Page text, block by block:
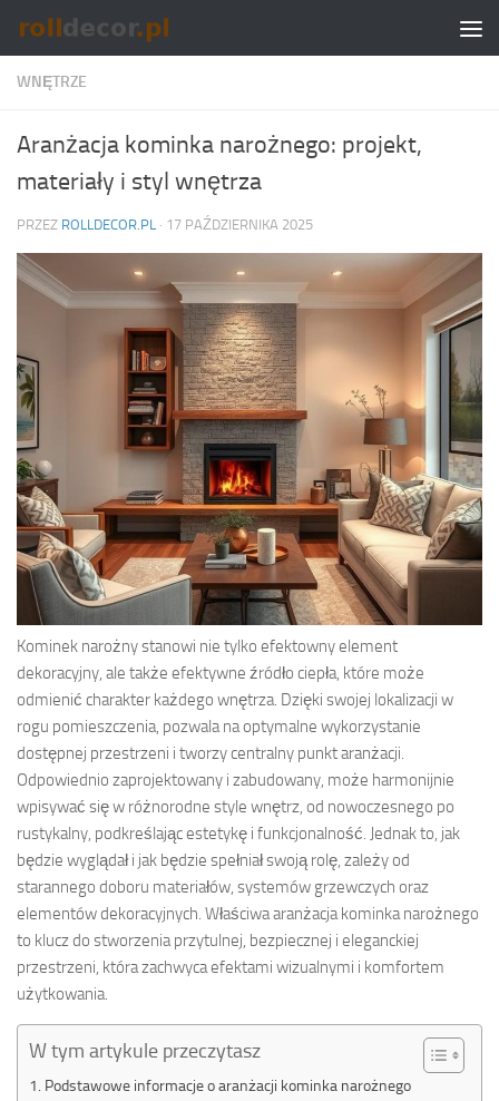
Skip to content
WNĘTRZE
Aranżacja kominka narożnego: projekt,
materiały i styl wnętrza
PRZEZ ROLLDECOR.PL · 17 PAŹDZIERNIKA 2025
Kominek narożny stanowi nie tylko efektowny element
dekoracyjny, ale także efektywne źródło ciepła, które może
odmienić charakter każdego wnętrza. Dzięki swojej lokalizacji w
rogu pomieszczenia, pozwala na optymalne wykorzystanie
dostępnej przestrzeni i tworzy centralny punkt aranżacji.
Odpowiednio zaprojektowany i zabudowany, może harmonijnie
wpisywać się w różnorodne style wnętrz, od nowoczesnego po
rustykalny, podkreślając estetykę i funkcjonalność. Jednak to, jak
będzie wyglądał i jak będzie spełniał swoją rolę, zależy od
starannego doboru materiałów, systemów grzewczych oraz
elementów dekoracyjnych. Właściwa aranżacja kominka narożnego
to klucz do stworzenia przytulnej, bezpiecznej i eleganckiej
przestrzeni, która zachwyca efektami wizualnymi i komfortem
użytkowania.
W tym artykule przeczytasz
Podstawowe informacje o aranżacji kominka narożnego